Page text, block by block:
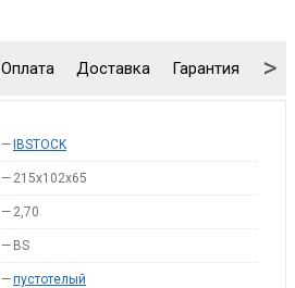
Оплата Доставка Гарантия >
— IBSTOCK
— 215x102x65
— 2,70
— BS
—пустотелый